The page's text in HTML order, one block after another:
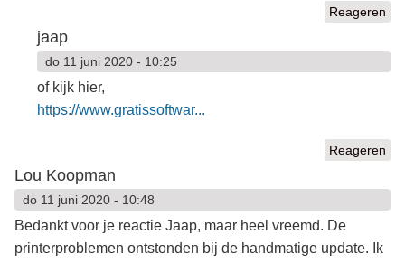
Reageren
jaap
do 11 juni 2020 - 10:25
of kijk hier,
https://www.gratissoftwar...
Reageren
Lou Koopman
do 11 juni 2020 - 10:48
Bedankt voor je reactie Jaap, maar heel vreemd. De
printerproblemen ontstonden bij de handmatige update. Ik